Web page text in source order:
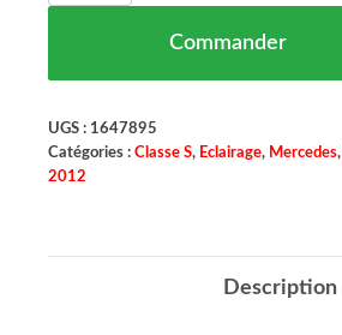
Commander
UGS : 1647895
Catégories : Classe S, Eclairage, Mercedes,
2012
Description